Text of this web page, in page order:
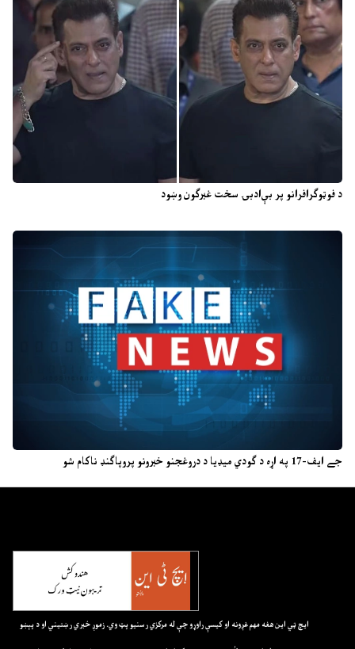
د فوټوګرافرانو پر بې‌ادبۍ سخت غبرګون وښود
جے ایف-17 په اړه د ګودي میډیا د دروغجنو خبرونو پروپاګنډ ناکام شو
ايچ ټي اين هغه مهم غږونه او کيسې راوړو چې له مرکزي رسنيو پټ وي. زموږ خبري رښتيني او د پېښو